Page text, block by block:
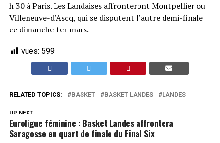
h 30 à Paris. Les Landaises affronteront Montpellier ou
Villeneuve-d’Ascq, qui se disputent l’autre demi-finale
ce dimanche 1er mars.
vues: 599
RELATED TOPICS: BASKET BASKET LANDES LANDES
UP NEXT
Euroligue féminine : Basket Landes affrontera
Saragosse en quart de finale du Final Six